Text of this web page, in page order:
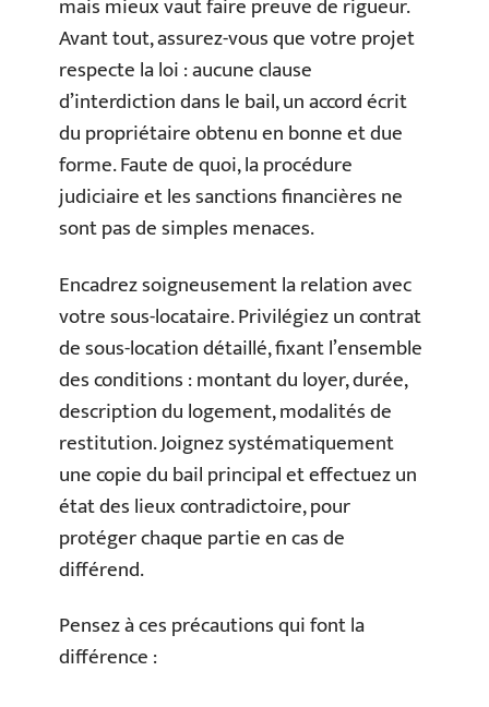
mais mieux vaut faire preuve de rigueur.
Avant tout, assurez-vous que votre projet
respecte la loi : aucune clause
d’interdiction dans le bail, un accord écrit
du propriétaire obtenu en bonne et due
forme. Faute de quoi, la procédure
judiciaire et les sanctions financières ne
sont pas de simples menaces.
Encadrez soigneusement la relation avec
votre sous-locataire. Privilégiez un contrat
de sous-location détaillé, fixant l’ensemble
des conditions : montant du loyer, durée,
description du logement, modalités de
restitution. Joignez systématiquement
une copie du bail principal et effectuez un
état des lieux contradictoire, pour
protéger chaque partie en cas de
différend.
Pensez à ces précautions qui font la
différence :